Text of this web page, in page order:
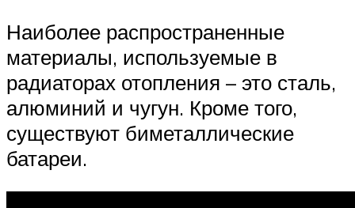
Наиболее распространенные
материалы, используемые в
радиаторах отопления – это сталь,
алюминий и чугун. Кроме того,
существуют биметаллические
батареи.